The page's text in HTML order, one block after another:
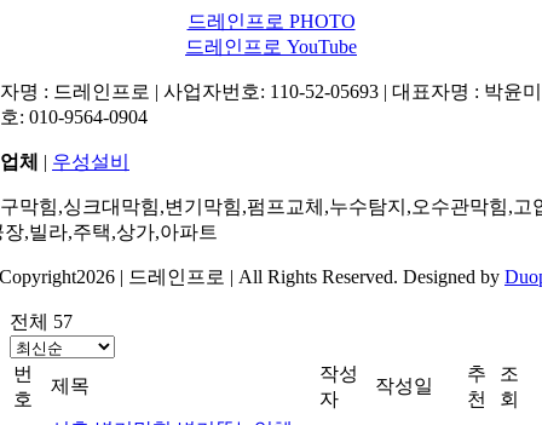
드레인프로 PHOTO
드레인프로 YouTube
명 : 드레인프로 | 사업자번호: 110-52-05693 | 대표자명 : 박윤
: 010-9564-0904
체 | 우성설비
막힘,싱크대막힘,변기막힘,펌프교체,누수탐지,오수관막힘,고
장,빌라,주택,상가,아파트
| 드레인프로 | All Rights Reserved. Designed by
전체 57
번
호
제목
작성
자
작성일
추
천
조
회